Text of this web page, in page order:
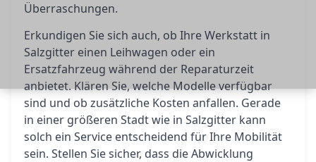
Überraschungen.
Erkundigen Sie sich auch, ob Ihre Werkstatt in
Salzgitter einen Leihwagen oder ein
Ersatzfahrzeug während der Reparaturzeit
anbietet. Klären Sie, welche Modelle verfügbar
sind und ob zusätzliche Kosten anfallen. Gerade
in einer größeren Stadt wie in Salzgitter kann
solch ein Service entscheidend für Ihre Mobilität
sein. Stellen Sie sicher, dass die Abwicklung